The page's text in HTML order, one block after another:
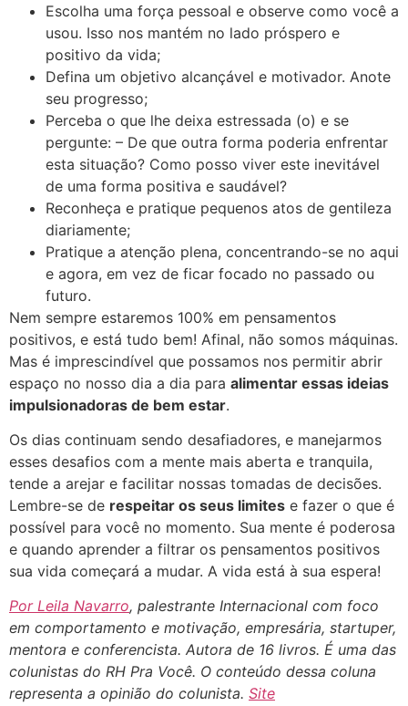
Escolha uma força pessoal e observe como você a
usou. Isso nos mantém no lado próspero e
positivo da vida;
Defina um objetivo alcançável e motivador. Anote
seu progresso;
Perceba o que lhe deixa estressada (o) e se
pergunte: – De que outra forma poderia enfrentar
esta situação? Como posso viver este inevitável
de uma forma positiva e saudável?
Reconheça e pratique pequenos atos de gentileza
diariamente;
Pratique a atenção plena, concentrando-se no aqui
e agora, em vez de ficar focado no passado ou
futuro.
Nem sempre estaremos 100% em pensamentos
positivos, e está tudo bem! Afinal, não somos máquinas.
Mas é imprescindível que possamos nos permitir abrir
espaço no nosso dia a dia para alimentar essas ideias
impulsionadoras de bem estar.
Os dias continuam sendo desafiadores, e manejarmos
esses desafios com a mente mais aberta e tranquila,
tende a arejar e facilitar nossas tomadas de decisões.
Lembre-se de respeitar os seus limites e fazer o que é
possível para você no momento. Sua mente é poderosa
e quando aprender a filtrar os pensamentos positivos
sua vida começará a mudar. A vida está à sua espera!
Por Leila Navarro, palestrante Internacional com foco
em comportamento e motivação, empresária, startuper,
mentora e conferencista. Autora de 16 livros. É uma das
colunistas do RH Pra Você. O conteúdo dessa coluna
representa a opinião do colunista. Site